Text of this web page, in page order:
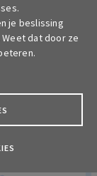
je beslissing
Weet dat door ze